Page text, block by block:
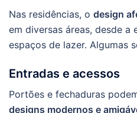
Nas residências, o design
em diversas áreas, desde a
espaços de lazer. Algumas
Entradas e acessos
Portões e fechaduras
designs modernos e